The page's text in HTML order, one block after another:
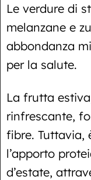
Le verdure di
melanzane e
abbondanza
per la salute.
La frutta
rinfrescante,
fibre. Tuttavia,
l’apporto
d’estate,